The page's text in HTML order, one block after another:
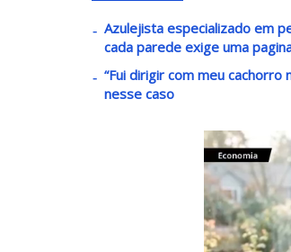
Azulejista especializado em
cada parede exige uma
“Fui dirigir com meu
nesse caso